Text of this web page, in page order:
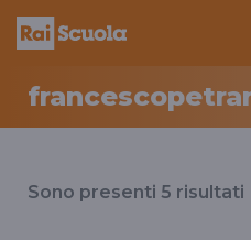
ilSono presenti 5 risultati